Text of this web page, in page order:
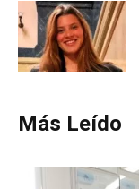
Más Leído